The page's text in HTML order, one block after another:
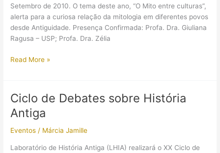
Setembro de 2010. O tema deste ano, “O Mito entre culturas”,
alerta para a curiosa relação da mitologia em diferentes povos
desde Antiguidade. Presença Confirmada: Profa. Dra. Giuliana
Ragusa – USP; Profa. Dra. Zélia
III
Clássicos
Read More »
Ciclo de Debates sobre História
Antiga
Eventos / Márcia Jamille
Laboratório de História Antiga (LHIA) realizará o XX Ciclo de